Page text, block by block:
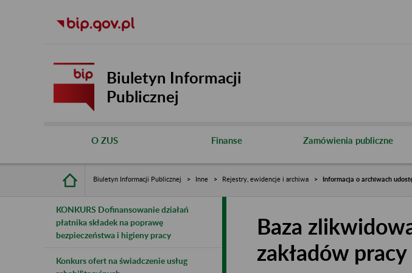
Biuletyn Informacji
Publicznej
O ZUS Finanse Zamówienia publiczne
Biuletyn Informacji Publicznej Inne Rejestry, ewidencje i archiwa Informacja o archiwach
KONKURS Dofinansowanie działań
płatnika składek na poprawę
bezpieczeństwa i higieny pracy
Konkurs ofert na świadczenie usług
Baza
zakładów pracy